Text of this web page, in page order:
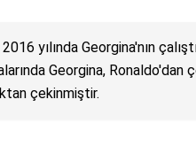
yılında Georgina'nın
Georgina, Ronaldo'dan
çekinmiştir.